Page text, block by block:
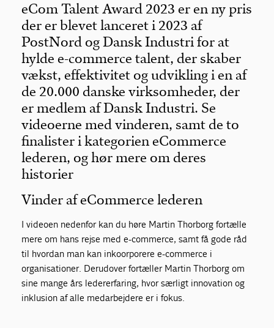
eCom Talent Award 2023 er en ny pris
der er blevet lanceret i 2023 af
PostNord og Dansk Industri for at
hylde e-commerce talent, der skaber
vækst, effektivitet og udvikling i en af
de 20.000 danske virksomheder, der
er medlem af Dansk Industri. Se
videoerne med vinderen, samt de to
finalister i kategorien eCommerce
lederen, og hør mere om deres
historier
Vinder af eCommerce lederen
I videoen nedenfor kan du høre Martin Thorborg fortælle
mere om hans rejse med e-commerce, samt få gode råd
til hvordan man kan inkoorporere e-commerce i
organisationer. Derudover fortæller Martin Thorborg om
sine mange års ledererfaring, hvor særligt innovation og
inklusion af alle medarbejdere er i fokus.